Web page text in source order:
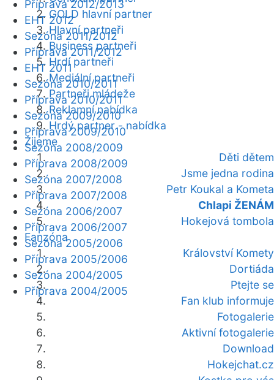
GOLD hlavní partner
Hlavní partneři
Business partneři
Hrdí partneři
Mediální partneři
Partneři mládeže
Reklamní nabídka
Hrdý partner - nabídka
Žijeme
Děti dětem
Jsme jedna rodina
Petr Koukal a Kometa
Chlapi ŽENÁM
Hokejová tombola
Fanzóna
Království Komety
Dortiáda
Ptejte se
Fan klub informuje
Fotogalerie
Aktivní fotogalerie
Download
Hokejchat.cz
Příprava 2012/2013
EHT 2012
Sezóna 2011/2012
Příprava 2011/2012
EHT 2011
Sezóna 2010/2011
Příprava 2010/2011
Sezóna 2009/2010
Příprava 2009/2010
Sezóna 2008/2009
Příprava 2008/2009
Sezóna 2007/2008
Příprava 2007/2008
Sezóna 2006/2007
Příprava 2006/2007
Sezóna 2005/2006
Příprava 2005/2006
Sezóna 2004/2005
Příprava 2004/2005